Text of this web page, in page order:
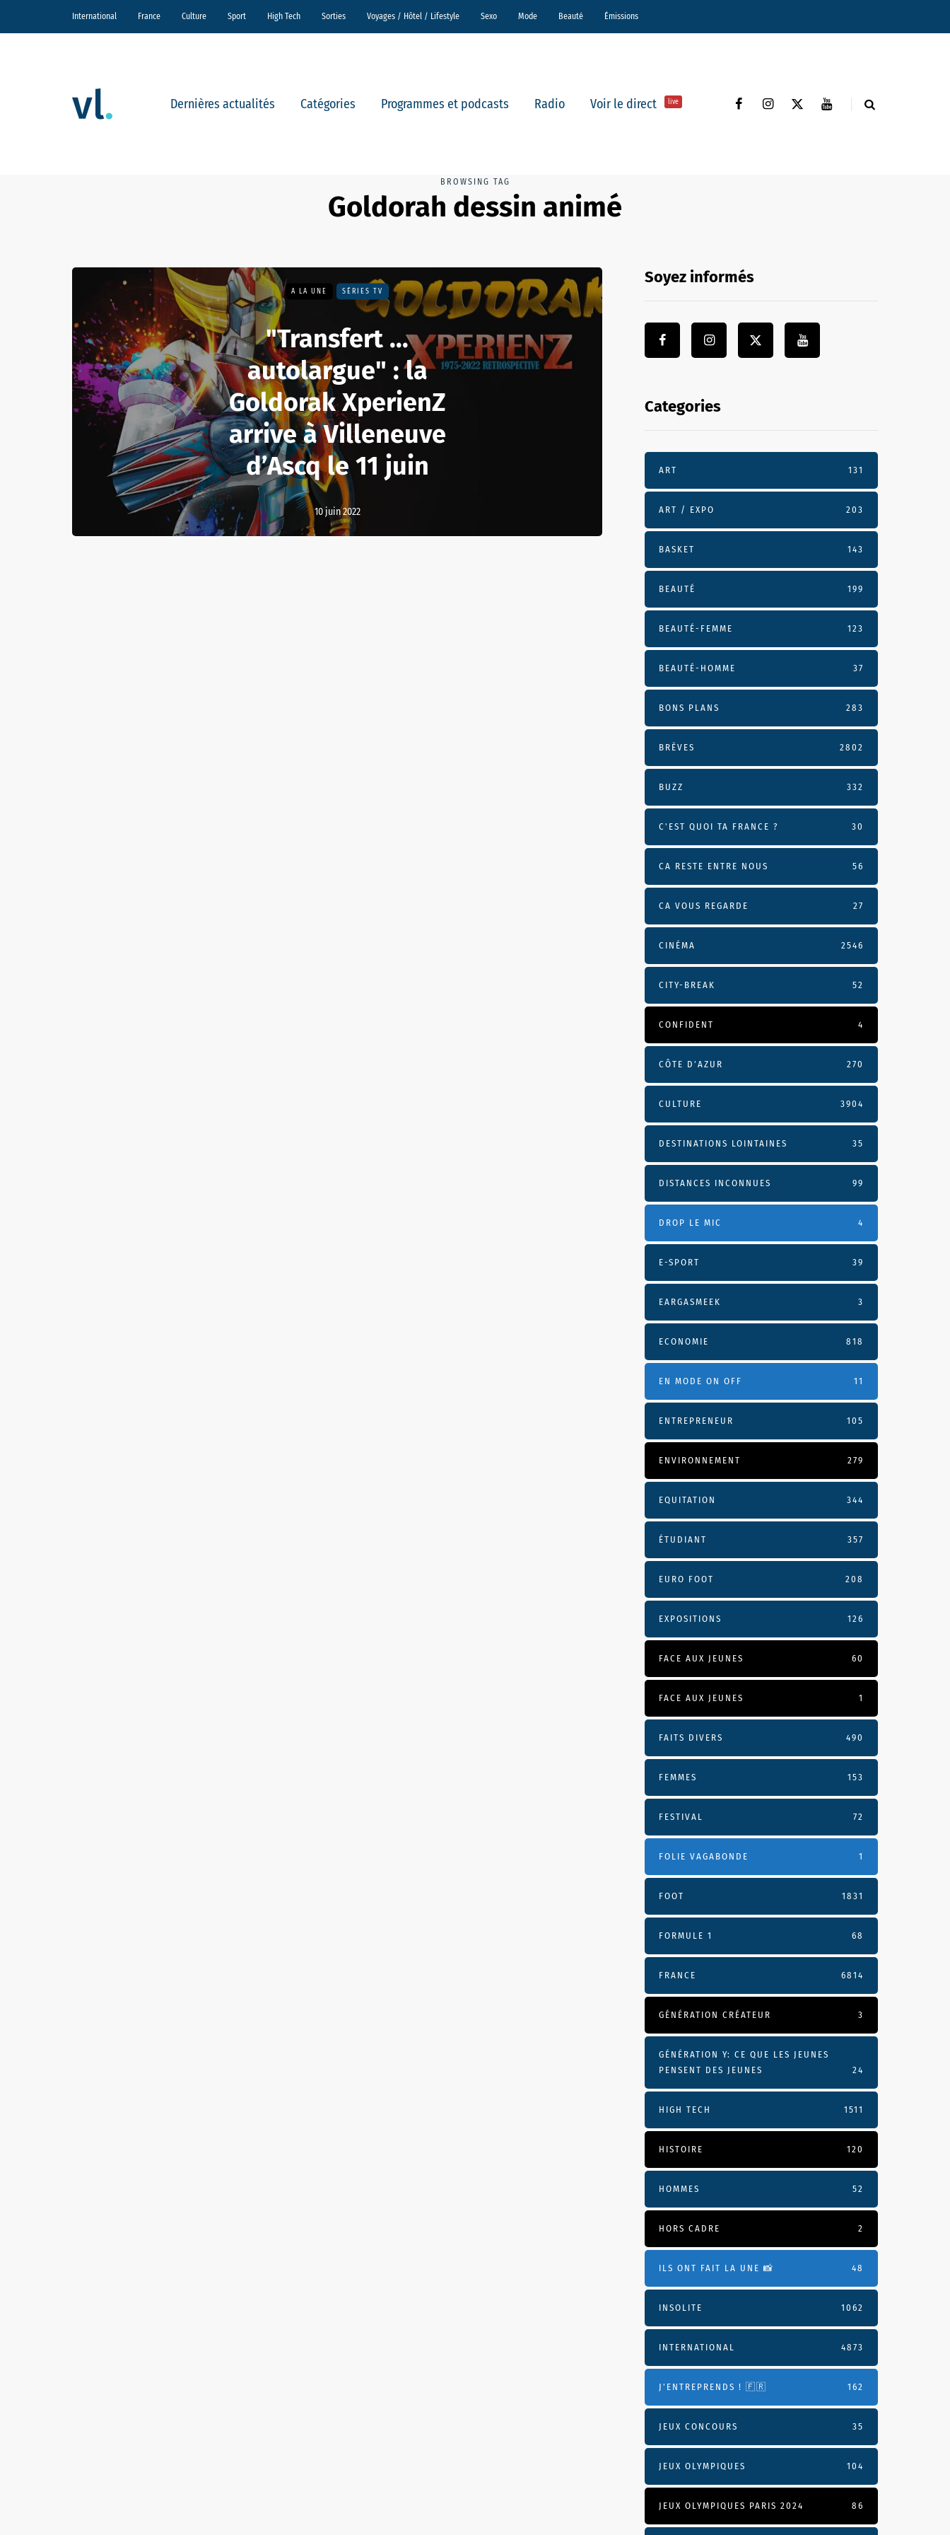
International France Culture Sport High Tech Sorties Voyages / Hôtel / Lifestyle Sexo Mode Beauté Émissions
Dernières actualités Catégories Programmes et podcasts Radio Voir le direct live
BROWSING TAG
Goldorah dessin animé
A LA UNE SÉRIES TV
"Transfert ...
autolargue" : la
Goldorak XperienZ
arrive à Villeneuve
d’Ascq le 11 juin
10 juin 2022
Soyez informés
Categories
ART 131
ART / EXPO 203
BASKET 143
BEAUTÉ 199
BEAUTÉ-FEMME 123
BEAUTÉ-HOMME 37
BONS PLANS 283
BRÈVES 2802
BUZZ 332
C'EST QUOI TA FRANCE ? 30
CA RESTE ENTRE NOUS 56
CA VOUS REGARDE 27
CINÉMA 2546
CITY-BREAK 52
CONFIDENT 4
CÔTE D’AZUR 270
CULTURE 3904
DESTINATIONS LOINTAINES 35
DISTANCES INCONNUES 99
DROP LE MIC 4
E-SPORT 39
EARGASMEEK 3
ECONOMIE 818
EN MODE ON OFF 11
ENTREPRENEUR 105
ENVIRONNEMENT 279
EQUITATION 344
ÉTUDIANT 357
EURO FOOT 208
EXPOSITIONS 126
FACE AUX JEUNES 60
FACE AUX JEUNES 1
FAITS DIVERS 490
FEMMES 153
FESTIVAL 72
FOLIE VAGABONDE 1
FOOT 1831
FORMULE 1 68
FRANCE 6814
GÉNÉRATION CRÉATEUR 3
GÉNÉRATION Y: CE QUE LES JEUNES
PENSENT DES JEUNES
24
HIGH TECH 1511
HISTOIRE 120
HOMMES 52
HORS CADRE 2
ILS ONT FAIT LA UNE 📸 48
INSOLITE 1062
INTERNATIONAL 4873
J'ENTREPRENDS ! 🇫🇷 162
JEUX CONCOURS 35
JEUX OLYMPIQUES 104
JEUX OLYMPIQUES PARIS 2024 86